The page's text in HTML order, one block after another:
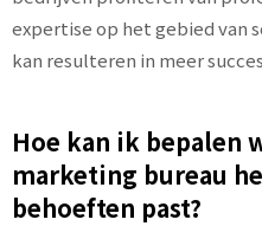
expertise op het gebied van
kan resulteren in meer
Hoe kan ik bepalen
marketing bureau
behoeften past?